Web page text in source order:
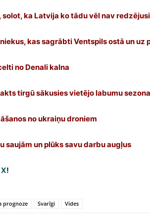
ka Latvija ko tādu vēl nav redzējusi
kas sagrābti Ventspils ostā un uz
no Denali kalna
tirgū sākusies vietējo labumu sezona
no ukraiņu droniem
saujām un plūks savu darbu augļus
X!
prognoze Svarīgi Vides